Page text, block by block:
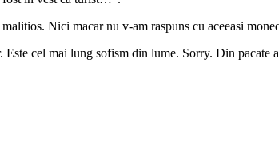
Nici macar nu v-am raspuns cu aceeasi
cel mai lung sofism din lume. Sorry. Din pacate